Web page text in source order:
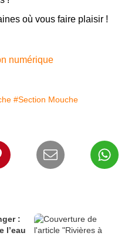
où vous faire plaisir !
numérique
#Section Mouche
:
l’eau